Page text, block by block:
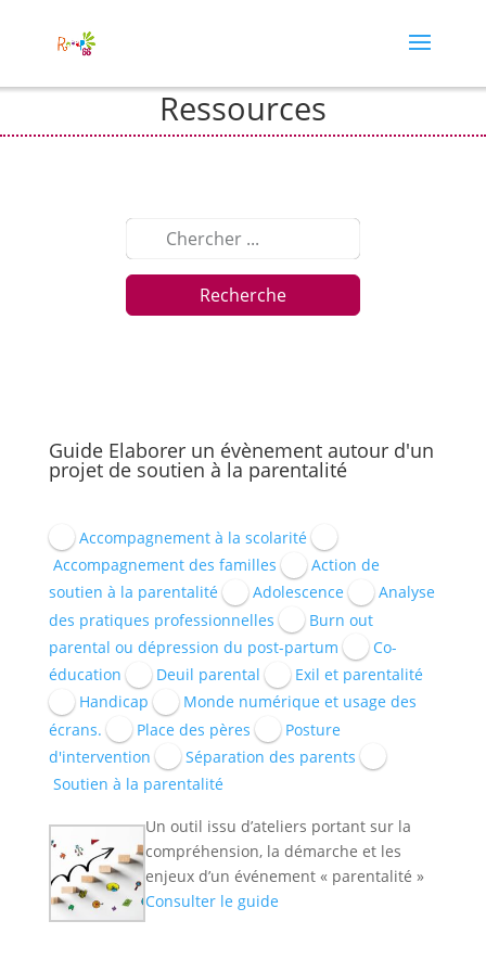
Ressources
Recherche
Guide Elaborer un évènement autour d'un
projet de soutien à la parentalité
Accompagnement à la scolarité
Accompagnement des familles
Action de
soutien à la parentalité
Adolescence
Analyse
des pratiques professionnelles
Burn out
parental ou dépression du post-partum
Co-
éducation
Deuil parental
Exil et parentalité
Handicap
Monde numérique et usage des
écrans.
Place des pères
Posture
d'intervention
Séparation des parents
Soutien à la parentalité
Un outil issu d’ateliers portant sur la
compréhension, la démarche et les
enjeux d’un événement « parentalité »
Consulter le guide